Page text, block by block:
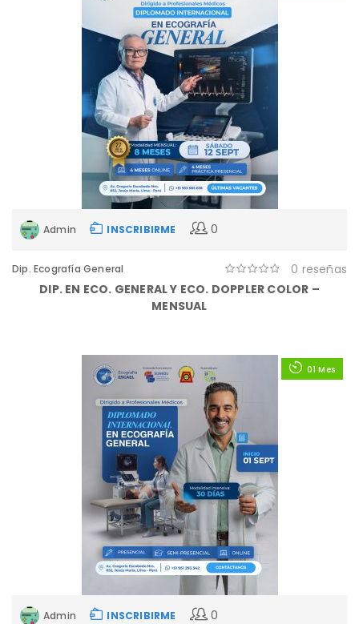
Admin INSCRIBIRME 0
Dip. Ecografía General
0 reseñas
DIP. EN ECO. GENERAL Y ECO. DOPPLER COLOR –
MENSUAL
01 Mes
Admin INSCRIBIRME 0